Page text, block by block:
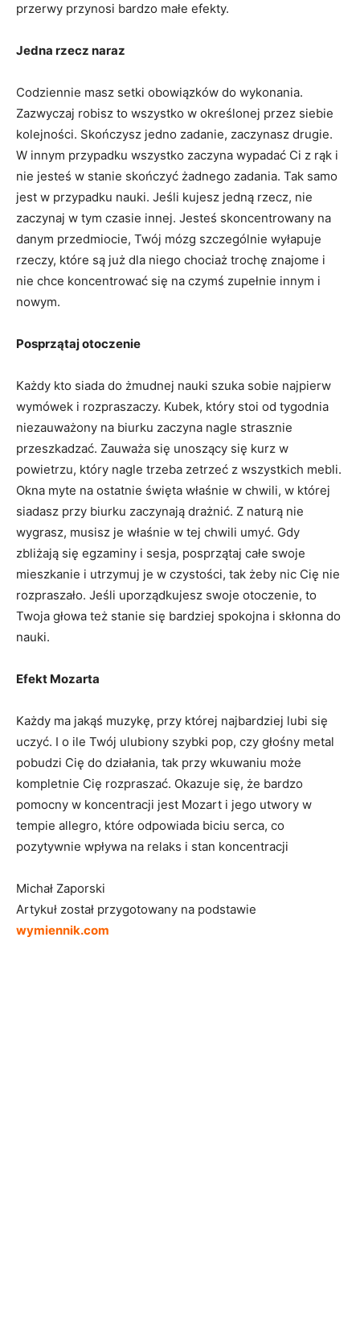
przerwy przynosi bardzo małe efekty.
Jedna rzecz naraz
Codziennie masz setki obowiązków do wykonania.
Zazwyczaj robisz to wszystko w określonej przez siebie
kolejności. Skończysz jedno zadanie, zaczynasz drugie.
W innym przypadku wszystko zaczyna wypadać Ci z rąk i
nie jesteś w stanie skończyć żadnego zadania. Tak samo
jest w przypadku nauki. Jeśli kujesz jedną rzecz, nie
zaczynaj w tym czasie innej. Jesteś skoncentrowany na
danym przedmiocie, Twój mózg szczególnie wyłapuje
rzeczy, które są już dla niego chociaż trochę znajome i
nie chce koncentrować się na czymś zupełnie innym i
nowym.
Posprzątaj otoczenie
Każdy kto siada do żmudnej nauki szuka sobie najpierw
wymówek i rozpraszaczy. Kubek, który stoi od tygodnia
niezauważony na biurku zaczyna nagle strasznie
przeszkadzać. Zauważa się unoszący się kurz w
powietrzu, który nagle trzeba zetrzeć z wszystkich mebli.
Okna myte na ostatnie święta właśnie w chwili, w której
siadasz przy biurku zaczynają drażnić. Z naturą nie
wygrasz, musisz je właśnie w tej chwili umyć. Gdy
zbliżają się egzaminy i sesja, posprzątaj całe swoje
mieszkanie i utrzymuj je w czystości, tak żeby nic Cię nie
rozpraszało. Jeśli uporządkujesz swoje otoczenie, to
Twoja głowa też stanie się bardziej spokojna i skłonna do
nauki.
Efekt Mozarta
Każdy ma jakąś muzykę, przy której najbardziej lubi się
uczyć. I o ile Twój ulubiony szybki pop, czy głośny metal
pobudzi Cię do działania, tak przy wkuwaniu może
kompletnie Cię rozpraszać. Okazuje się, że bardzo
pomocny w koncentracji jest Mozart i jego utwory w
tempie allegro, które odpowiada biciu serca, co
pozytywnie wpływa na relaks i stan koncentracji
Michał Zaporski
Artykuł został przygotowany na podstawie
wymiennik.com